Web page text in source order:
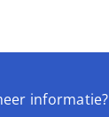
informatie?